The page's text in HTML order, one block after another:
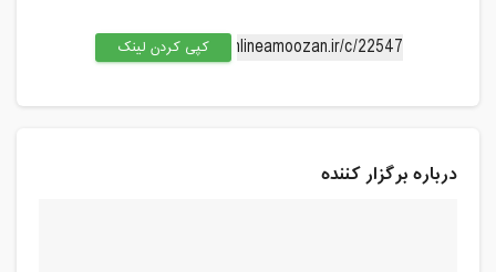
کپی کردن لینک
درباره برگزار کننده